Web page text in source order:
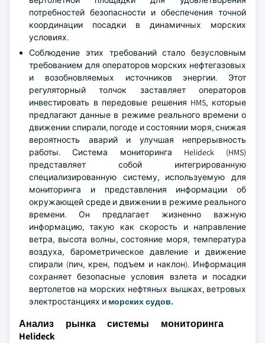
потребностей безопасности и обеспечения точной
координации посадки в динамичных морских
условиях.
Соблюдение этих требований стало безусловным
требованием для операторов морских нефтегазовых
и возобновляемых источников энергии. Этот
регуляторный толчок заставляет операторов
инвестировать в передовые решения HMS, которые
предлагают данные в режиме реального времени о
движении спирали, погоде и состоянии моря, снижая
вероятность аварий и улучшая непрерывность
работы. Система мониторинга Helideck (HMS)
представляет собой интегрированную
специализированную систему, используемую для
мониторинга и представления информации об
окружающей среде и движении в режиме реального
времени. Он предлагает жизненно важную
информацию, такую как скорость и направление
ветра, высота волны, состояние моря, температура
воздуха, барометрическое давление и движение
спирали (пич, крен, подъем и наклон). Информация
сохраняет безопасные условия взлета и посадки
вертолетов на морских нефтяных вышках, ветровых
электростанциях и морских судов.
Анализ рынка системы мониторинга
Helideck